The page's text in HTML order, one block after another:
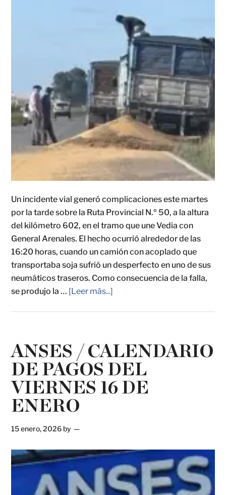
Un incidente vial generó complicaciones este martes
por la tarde sobre la Ruta Provincial N.º 50, a la altura
del kilómetro 602, en el tramo que une Vedia con
General Arenales. El hecho ocurrió alrededor de las
16:20 horas, cuando un camión con acoplado que
transportaba soja sufrió un desperfecto en uno de sus
neumáticos traseros. Como consecuencia de la falla,
se produjo la … [Leer más...]
ANSES / CALENDARIO
DE PAGOS DEL
VIERNES 16 DE
ENERO
15 enero, 2026 by